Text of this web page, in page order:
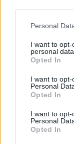
Please note that
not limited to
grant or deny
use your data for
consent section.
Personal
I want to
personal data.
Opted In
I want to
Personal
Opted In
I want to
Personal
Opted In
asszociációkat
Kisebbfajta
elszántabb
egyre nő azon
a keleti
míg mások úgy